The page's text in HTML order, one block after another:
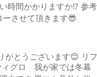
時間かかりますか⁉️ 参考
ーさせて頂きます😎
がとうございます😊 リフ
ィグロ 我が家では冬幕